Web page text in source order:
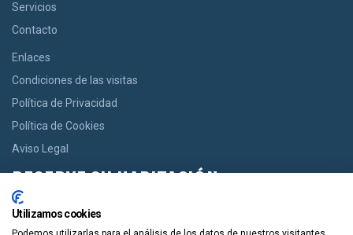
Servicios
Contacto
Enlaces
Condiciones de las visitas
Política de Privacidad
Política de Cookies
Aviso Legal
RESERVE SU HABITACIÓN
Si usted desea una habitación le ofrecemos la opción de reservar
desde casas acogedoras hasta modernos apartamentos de
Utilizamos cookies